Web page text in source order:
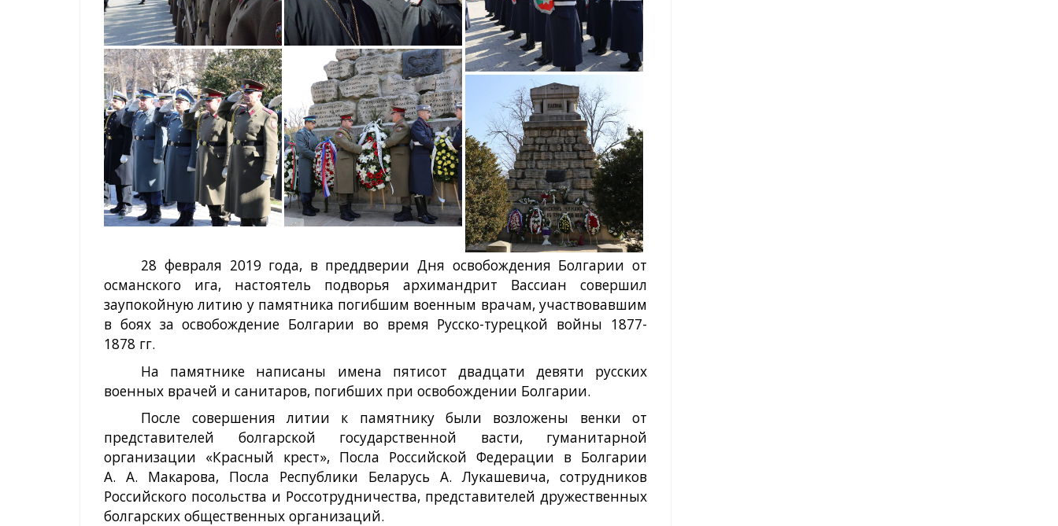
28 февраля 2019 года, в преддверии Дня освобождения Болгарии от
османского ига, настоятель подворья архимандрит Вассиан совершил
заупокойную литию у памятника погибшим военным врачам, участвовавшим
в боях за освобождение Болгарии во время Русско-турецкой войны 1877-
1878 гг.
На памятнике написаны имена пятисот двадцати девяти русских
военных врачей и санитаров, погибших при освобождении Болгарии.
После совершения литии к памятнику были возложены венки от
представителей болгарской государственной васти, гуманитарной
организации «Красный крест», Посла Российской Федерации в Болгарии
А. А. Макарова, Посла Республики Беларусь А. Лукашевича, сотрудников
Российского посольства и Россотрудничества, представителей дружественных
болгарских общественных организаций.